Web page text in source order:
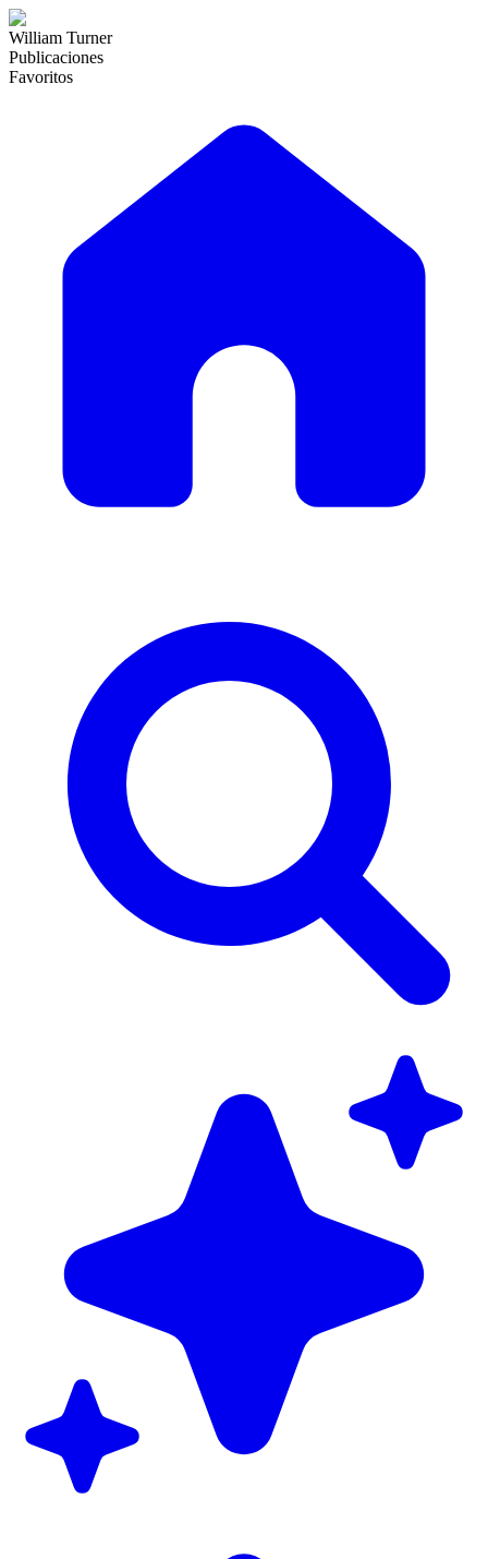
William Turner
Publicaciones
Favoritos